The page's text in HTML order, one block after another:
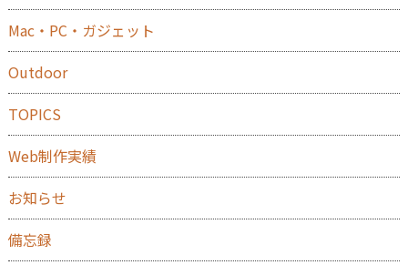
Mac・PC・ガジェット
Outdoor
TOPICS
Web制作実績
お知らせ
備忘録